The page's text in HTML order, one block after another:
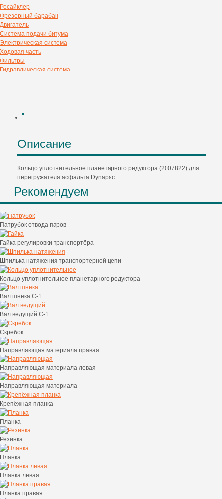
Ресайклер
Фрезерный барабан
Двигатель
Система подачи битума
Электрическая система
Ходовая часть
Фильтры
Гидравлическая система
Описание
Кольцо уплотнительное планетарного редуктора (2007822) для
перегружателя асфальта Dynapac
Рекомендуем
Патрубок отвода паров
Гайка регулировки транспортёра
Шпилька натяжения транспортерной цепи
Кольцо уплотнительное планетарного редуктора
Вал шнека C-1
Вал ведущий C-1
Скребок
Направляющая материала правая
Направляющая материала левая
Направляющая материала
Крепёжная планка
Планка
Резинка
Планка
Планка левая
Планка правая